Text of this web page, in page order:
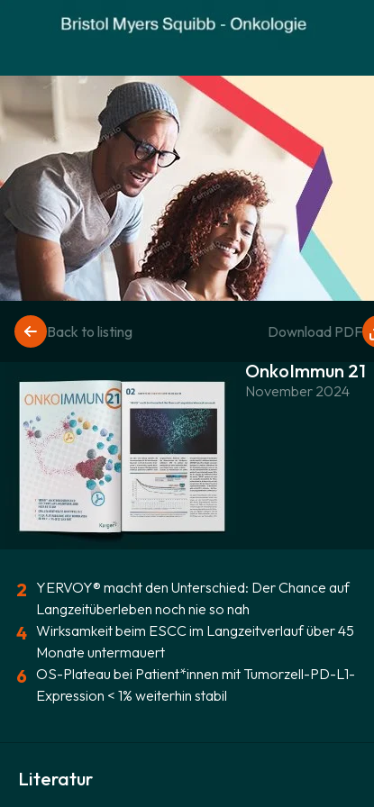
Back to listing Download PDF
OnkoImmun 21
November 2024
2 YERVOY® macht den Unterschied: Der Chance auf
Langzeitüberleben noch nie so nah
4 Wirksamkeit beim ESCC im Langzeitverlauf über 45
Monate untermauert
6 OS-Plateau bei Patient*innen mit Tumorzell-PD-L1-
Expression < 1% weiterhin stabil
Literatur